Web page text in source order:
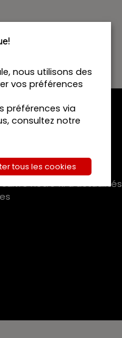
SOCIAUX
sur :
notre fil d’actualités
nous utilisons des
vos préférences
préférences via
consultez notre
tous les cookies